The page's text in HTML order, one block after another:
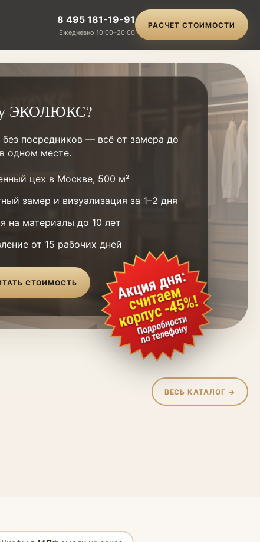
8 495 181-19-91
Ежедневно 10:00–20:00
РАСЧЕТ СТОИМОСТИ
ЭКОЛЮКС?
без посредников — всё от замера до
одном месте.
цех в Москве, 500 м²
замер и визуализация за 1–2 дня
на материалы до 10 лет
от 15 рабочих дней
СТОИМОСТЬ
ВЕСЬ КАТАЛОГ →
Гостиные